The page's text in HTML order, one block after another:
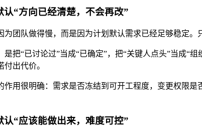
“方向已经清楚，不会再改”
为团队做得慢，而是因为计划默认需求已经足够稳定
把“已讨论过”当成“已确定”，把“关键人点头”当成“
出代价。
作用很明确：需求是否冻结到可开工程度，变更权限
“应该能做出来，难度可控”